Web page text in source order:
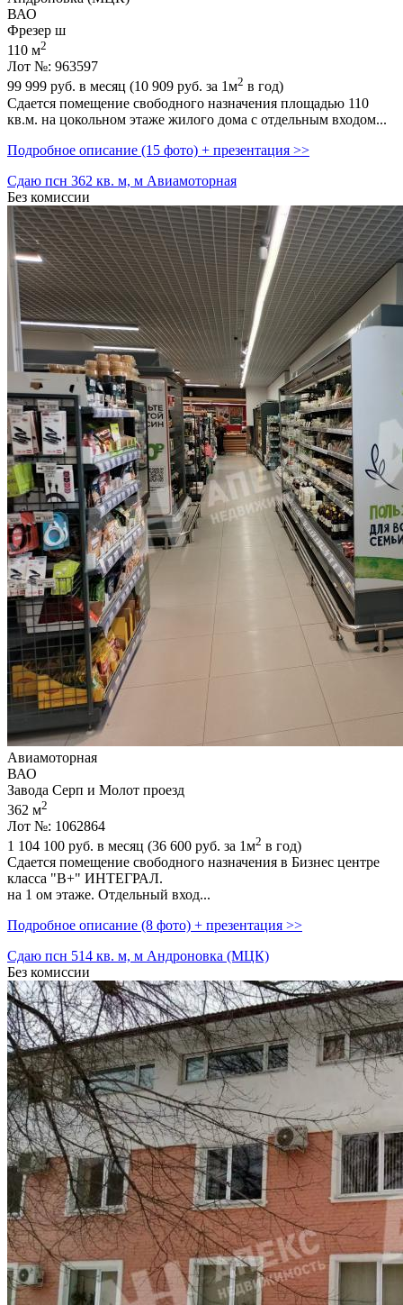
ВАО
Фрезер ш
110 м2
Лот №: 963597
99 999 руб. в месяц (10 909 руб. за 1м2 в год)
Сдается помещение свободного назначения площадью 110
кв.м. на цокольном этаже жилого дома с отдельным входом...
Подробное описание (15 фото) + презентация >>
Сдаю псн 362 кв. м, м Авиамоторная
Без комиссии
Авиамоторная
ВАО
Завода Серп и Молот проезд
362 м2
Лот №: 1062864
1 104 100 руб. в месяц (36 600 руб. за 1м2 в год)
Сдается помещение свободного назначения в Бизнес центре
класса "В+" ИНТЕГРАЛ.
на 1 ом этаже. Отдельный вход...
Подробное описание (8 фото) + презентация >>
Сдаю псн 514 кв. м, м Андроновка (МЦК)
Без комиссии